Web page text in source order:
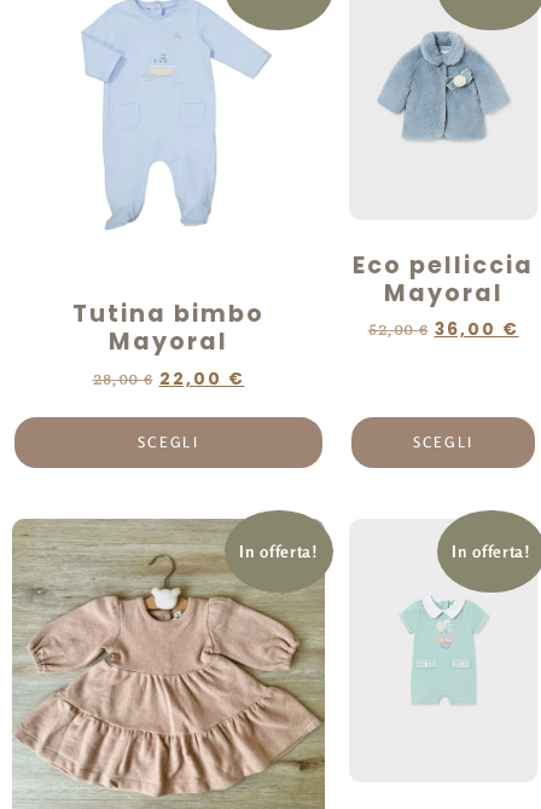
Tutina bimbo
Mayoral
28,00€ 22,00 €
SCEGLI
Eco pelliccia
Mayoral
52,00€ 36,00 €
SCEGLI
In offerta! In offerta!